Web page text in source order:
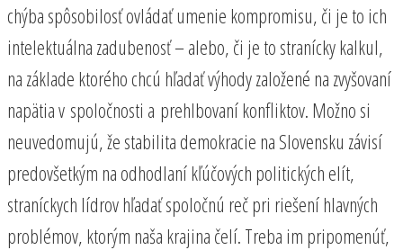
chýba spôsobilosť ovládať umenie kompromisu, či je to ich
intelektuálna zadubenosť – alebo, či je to stranícky kalkul,
na základe ktorého chcú hľadať výhody založené na zvyšovaní
napätia v spoločnosti a prehlbovaní konfliktov. Možno si
neuvedomujú, že stabilita demokracie na Slovensku závisí
predovšetkým na odhodlaní kľúčových politických elít,
straníckych lídrov hľadať spoločnú reč pri riešení hlavných
problémov, ktorým naša krajina čelí. Treba im pripomenúť,